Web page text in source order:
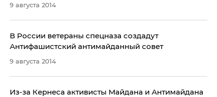
9 августа 2014
​В России ветераны спецназа создадут
Антифашистский антимайданный совет
9 августа 2014
Из-за Кернеса активисты Майдана и Антимайдана